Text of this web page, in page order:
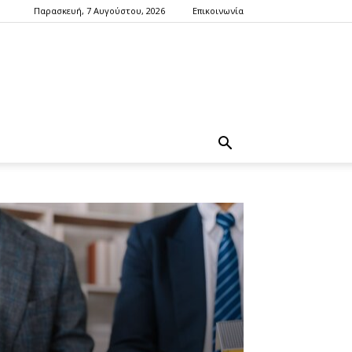
Παρασκευή, 7 Αυγούστου, 2026 Επικοινωνία